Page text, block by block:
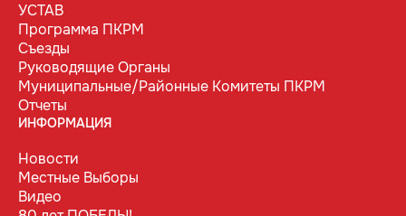
УСТАВ
Программа ПКРМ
Съезды
Руководящие Органы
Муниципальные/Районные Комитеты ПКРМ
Отчеты
ИНФОРМАЦИЯ
Новости
Местные Выборы
Видео